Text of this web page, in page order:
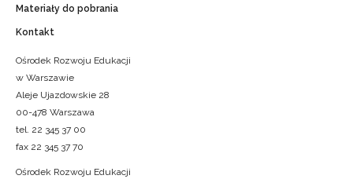
Materiały do pobrania
Kontakt
Ośrodek Rozwoju Edukacji
w Warszawie
Aleje Ujazdowskie 28
00-478 Warszawa
tel. 22 345 37 00
fax 22 345 37 70
Ośrodek Rozwoju Edukacji